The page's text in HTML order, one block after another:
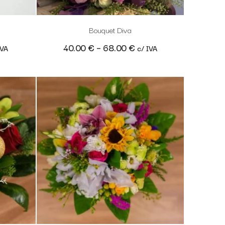
Bouquet Diva
40.00€ – 68.00€ c/ IVA